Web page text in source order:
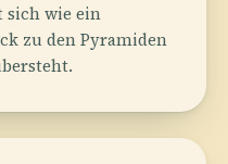
sich wie ein
zu den Pyramiden